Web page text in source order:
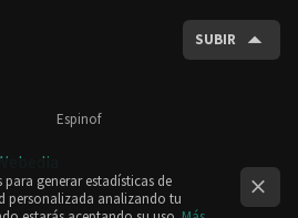
SUBIR
Espinof
generar estadísticas de
personalizada analizando tu